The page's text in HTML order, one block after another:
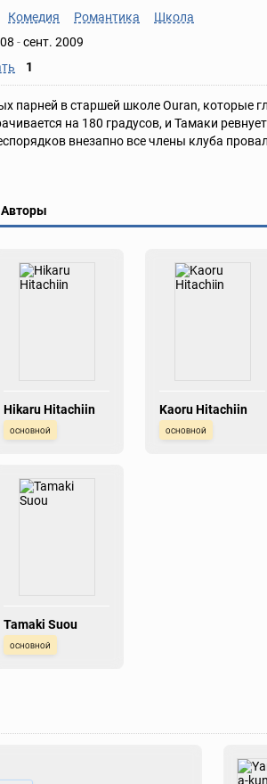
Комедия Романтика
Школа
-сент. 2009
1
парней в старшей школе Ouran, которые
на 180 градусов, и Тамаки
внезапно все члены клуба
Авторы
Hikaru Hitachiin
основной
Kaoru Hitachiin
основной
Tamaki Suou
основной